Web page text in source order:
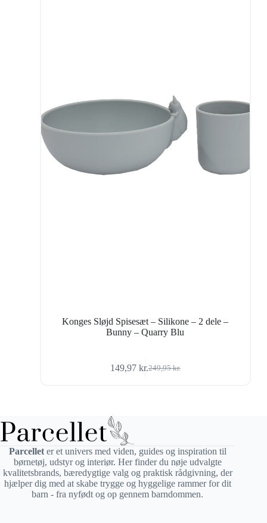
Konges Sløjd Spisesæt – Silikone – 2 dele –
Bunny – Quarry Blu
249,95kr.
Den
149,97 kr.Den
Parcelleter et univers med viden, guides og inspiration til
børnetøj, udstyr og interiør. Her finder du nøje udvalgte
kvalitetsbrands, bæredygtige valg og praktisk rådgivning, der
hjælper dig med at skabe trygge og hyggelige rammer for dit
barn - fra nyfødt og op gennem barndommen.